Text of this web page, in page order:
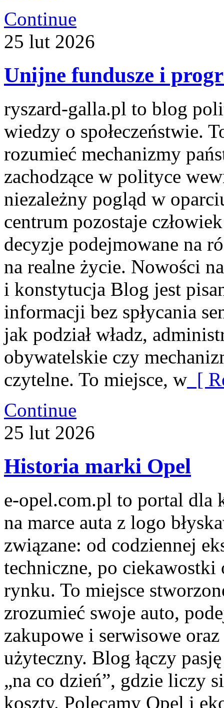
Continue
25 lut 2026
Unijne fundusze i
ryszard-galla.pl to blog
wiedzy o społeczeństwie.
rozumieć mechanizmy
zachodzące w polityce
niezależny pogląd w
centrum pozostaje
decyzje podejmowane na
na realne życie. Nowości
i konstytucja Blog jest
informacji bez spłycania
jak podział władz,
obywatelskie czy
czytelne. To miejsce, w [
Continue
25 lut 2026
Historia marki Opel
e-opel.com.pl to portal dla
na marce auta z logo
związane: od codziennej
techniczne, po
rynku. To miejsce
zrozumieć swoje auto,
zakupowe i serwisowe
użyteczny. Blog łączy
„na co dzień”, gdzie liczy
koszty. Polecamy Opel i